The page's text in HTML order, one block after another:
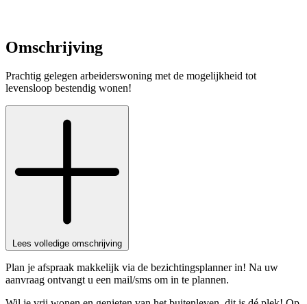
Omschrijving
Prachtig gelegen arbeiderswoning met de mogelijkheid tot
levensloop bestendig wonen!
Lees volledige omschrijving
Plan je afspraak makkelijk via de bezichtingsplanner in! Na uw
aanvraag ontvangt u een mail/sms om in te plannen.